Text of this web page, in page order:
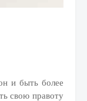
и быть более
свою правоту